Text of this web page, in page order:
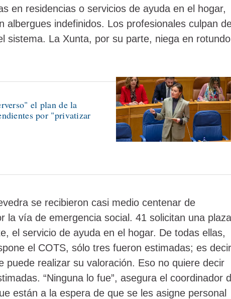
en residencias o servicios de ayuda en el hogar,
albergues indefinidos. Los profesionales culpan
sistema. La Xunta, por su parte, niega en rotundo
el plan de la
por "privatizar
se recibieron casi medio centenar de
la vía de emergencia social. 41 solicitan una plaza
el servicio de ayuda en el hogar. De todas ellas,
el COTS, sólo tres fueron estimadas; es
puede realizar su valoración. Eso no quiere decir
“Ninguna lo fue”, asegura el coordinador
están a la espera de que se les asigne personal